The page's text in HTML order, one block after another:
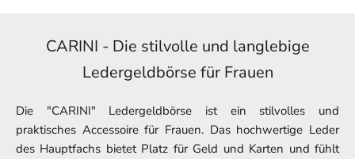
CARINI - Die stilvolle und langlebige
Ledergeldbörse für Frauen
Die "CARINI" Ledergeldbörse ist ein stilvolles und
praktisches Accessoire für Frauen. Das hochwertige Leder
des Hauptfachs bietet Platz für Geld und Karten und fühlt